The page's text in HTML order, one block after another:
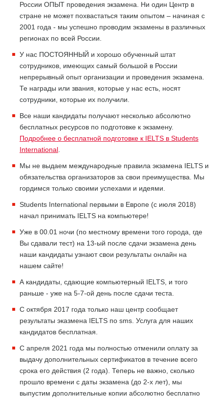
России ОПЫТ проведения экзамена. Ни один Центр в
стране не может похвастаться таким опытом – начиная с
2001 года - мы успешно проводим экзамены в различных
регионах по всей России.
У нас ПОСТОЯННЫЙ и хорошо обученный штат
сотрудников, имеющих самый большой в России
непрерывный опыт организации и проведения экзамена.
Те награды или звания, которые у нас есть, носят
сотрудники, которые их получили.
Все наши кандидаты получают несколько абсолютно
бесплатных ресурсов по подготовке к экзамену.
Подробнее о бесплатной подготовке к IELTS в Students
International
Мы не выдаем международные правила экзамена IELTS и
обязательства организаторов за свои преимущества. Мы
гордимся только своими успехами и идеями.
Students International первыми в Европе (с июля 2018)
начал принимать IELTS на компьютере!
Уже в 00.01 ночи (по местному времени того города, где
Вы сдавали тест) на 13-ый после сдачи экзамена день
наши кандидаты узнают свои результаты онлайн на
нашем сайте!
А кандидаты, сдающие компьютерный IELTS, и того
раньше - уже на 5-7-ой день после сдачи теста.
С октября 2017 года только наш центр сообщает
результаты эказмена IELTS по sms. Услуга для наших
кандидатов бесплатная.
С апреля 2021 года мы полностью отменили оплату за
выдачу дополнительных сертификатов в течение всего
срока его действия (2 года). Теперь не важно, сколько
прошло времени с даты экзамена (до 2-х лет), мы
выпустим дополнительные копии абсолютно бесплатно